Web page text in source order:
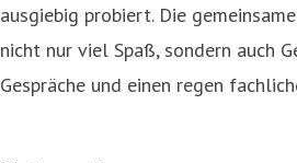
ausgiebig probiert. Die
nicht nur viel Spaß, sondern auch
Gespräche und einen regen